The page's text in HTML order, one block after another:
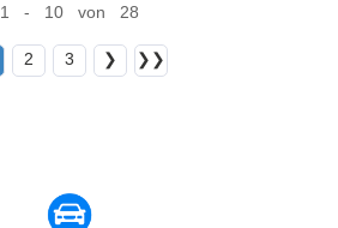
1 - 10 von 28
2 3 ❯ ❯❯